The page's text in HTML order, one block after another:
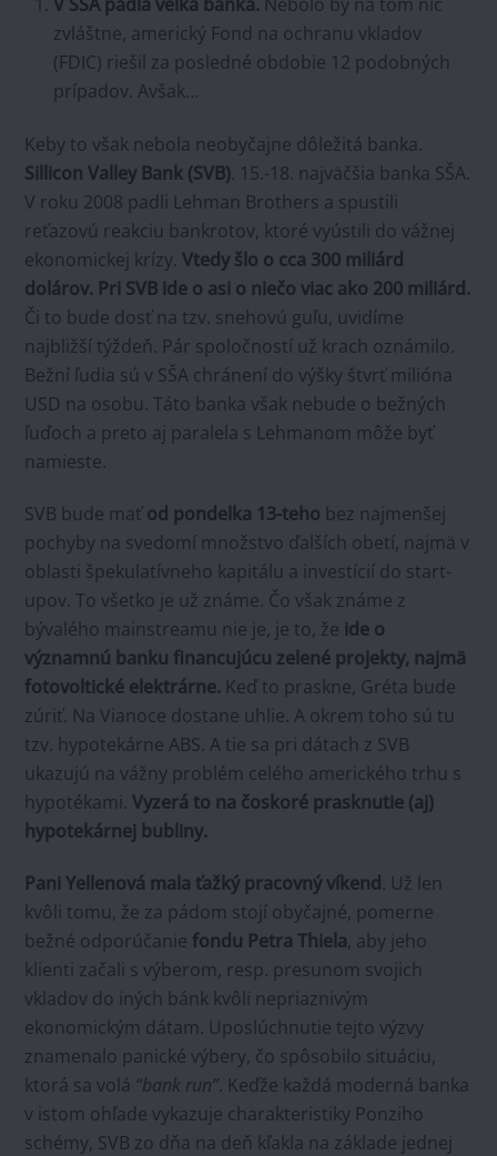
zvláštne, americký Fond na ochranu vkladov
(FDIC) riešil za posledné obdobie 12 podobných
prípadov. Avšak…
Keby to však nebola neobyčajne dôležitá banka.
Sillicon Valley Bank (SVB). 15.-18. najväčšia banka SŠA.
V roku 2008 padli Lehman Brothers a spustili
reťazovú reakciu bankrotov, ktoré vyústili do vážnej
ekonomickej krízy. Vtedy šlo o cca 300 miliárd
dolárov. Pri SVB ide o asi o niečo viac ako 200 miliárd.
Či to bude dosť na tzv. snehovú guľu, uvidíme
najbližší týždeň. Pár spoločností už krach oznámilo.
Bežní ľudia sú v SŠA chránení do výšky štvrť milióna
USD na osobu. Táto banka však nebude o bežných
ľuďoch a preto aj paralela s Lehmanom môže byť
namieste.
SVB bude maťod pondelka 13-teho bez najmenšej
pochyby na svedomí množstvo ďalších obetí, najmä v
oblasti špekulatívneho kapitálu a investícií do start-
upov. To všetko je už známe. Čo však známe z
bývalého mainstreamu nie je, je to, že ide o
významnú banku financujúcu zelené projekty, najmä
fotovoltické elektrárne. Keď to praskne, Gréta bude
zúriť. Na Vianoce dostane uhlie. A okrem toho sú tu
tzv. hypotekárne ABS. A tie sa pri dátach z SVB
ukazujú na vážny problém celého amerického trhu s
hypotékami. Vyzerá to na čoskoré prasknutie (aj)
hypotekárnej bubliny.
Pani Yellenová mala ťažký pracovný víkend . Už len
kvôli tomu, že za pádom stojí obyčajné, pomerne
bežné odporúčanie fondu Petra Thiela, aby jeho
klienti začali s výberom, resp. presunom svojich
vkladov do iných bánk kvôli nepriaznivým
ekonomickým dátam. Uposlúchnutie tejto výzvy
znamenalo panické výbery, čo spôsobilo situáciu,
ktorá sa volá “bank run”. Keďže každá moderná banka
v istom ohľade vykazuje charakteristiky Ponziho
schémy, SVB zo dňa na deň kľakla na základe jednej